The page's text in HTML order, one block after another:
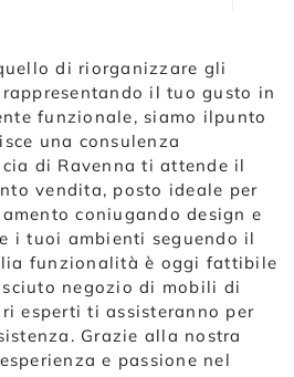
di riorganizzare gli
il tuo gusto in
funzionale, siamo ilpunto
una consulenza
di Ravenna ti attende il
vendita, posto ideale per
coniugando design e
i tuoi ambienti seguendo il
funzionalità è oggi fattibile
negozio di mobili di
esperti ti assisteranno per
Grazie alla nostra
e passione nel